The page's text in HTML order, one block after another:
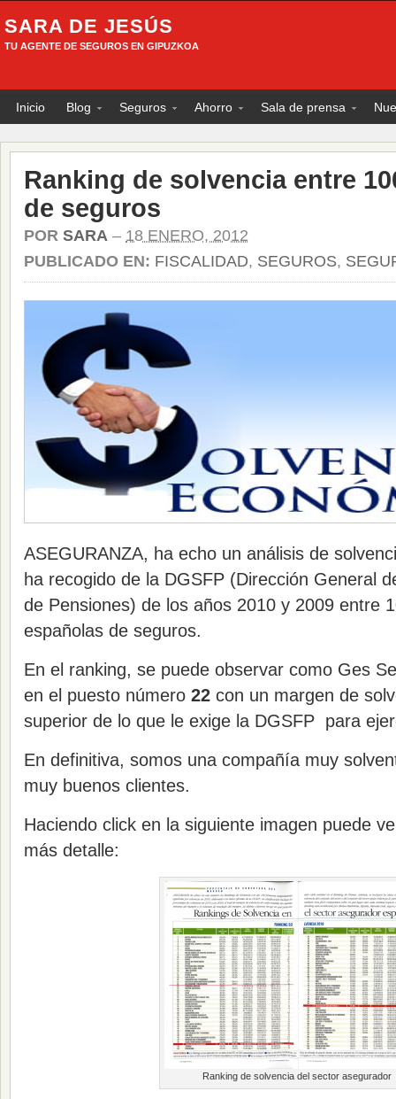
SARA DE JESÚS
TU AGENTE DE SEGUROS EN GIPUZKOA
Inicio Blog Seguros Ahorro Sala de prensa
Ranking de solvencia entre
de seguros
POR SARA – 18 ENERO, 2012
PUBLICADO EN: FISCALIDAD, SEGUROS,
ASEGURANZA, ha echo un análisis de
ha recogido de la DGSFP (Dirección General
de Pensiones) de los años 2010 y 2009 entre
españolas de seguros.
En el ranking, se puede observar como Ges
en el puesto número 22 con un margen de
superior de lo que le exige la DGSFP para
En definitiva, somos una compañía muy
muy buenos clientes.
Haciendo click en la siguiente imagen puede
más detalle:
Ranking de solvencia del sector asegurador